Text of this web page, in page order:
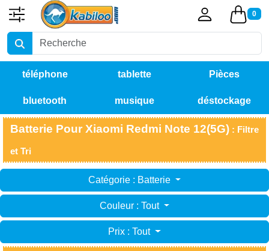
0
téléphone tablette Pièces
détachées
bluetooth musique déstockage
Batterie Pour Xiaomi Redmi Note 12(5G) : Filtre
et Tri
Catégorie : Batterie
Couleur : Tout
Prix : Tout